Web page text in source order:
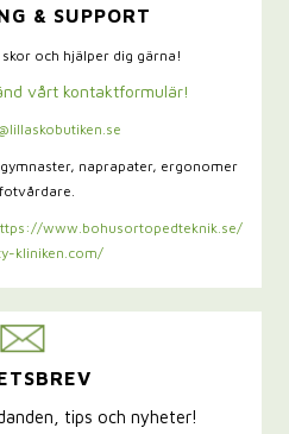
& SUPPORT
och hjälper dig gärna!
vårt kontaktformulär!
naprapater, ergonomer
www.bohusortopedteknik.se/
kliniken.com/
tips och nyheter!